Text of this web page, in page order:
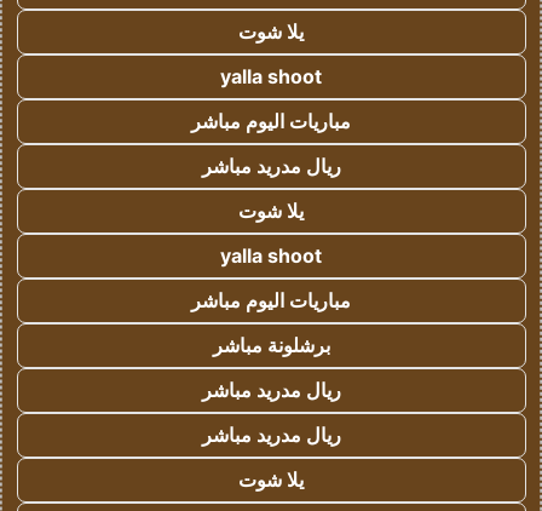
يلا شوت
yalla shoot
مباريات اليوم مباشر
ريال مدريد مباشر
يلا شوت
yalla shoot
مباريات اليوم مباشر
برشلونة مباشر
ريال مدريد مباشر
ريال مدريد مباشر
يلا شوت